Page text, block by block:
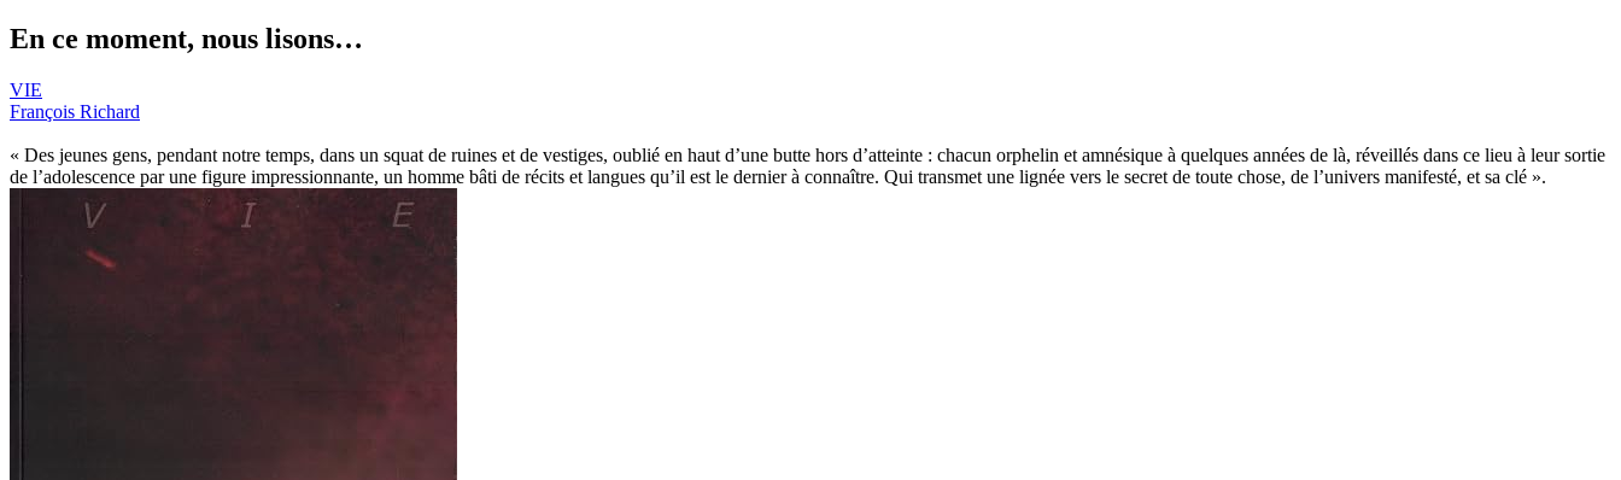
En ce moment, nous lisons…
VIE
François Richard
« Des jeunes gens, pendant notre temps, dans un squat de ruines et de vestiges, oublié en haut d’une butte hors d’atteinte : chacun orphelin et amnésique à quelques années de là, réveillés dans ce lieu à leur sortie
de l’adolescence par une figure impressionnante, un homme bâti de récits et langues qu’il est le dernier à connaître. Qui transmet une lignée vers le secret de toute chose, de l’univers manifesté, et sa clé ».